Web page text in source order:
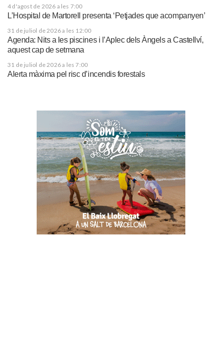
4 d'agost de 2026 a les 7:00
L’Hospital de Martorell presenta ‘Petjades que acompanyen’
31 de juliol de 2026 a les 12:00
Agenda: Nits a les piscines i l’Aplec dels Àngels a Castellví,
aquest cap de setmana
31 de juliol de 2026 a les 7:00
Alerta màxima pel risc d’incendis forestals